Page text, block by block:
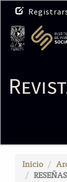
N
a
v
e
g
i
ó
n
cInicio